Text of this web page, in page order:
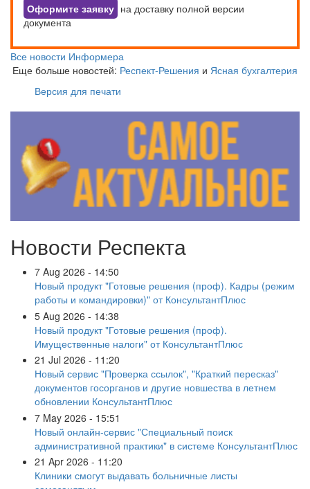
Оформите заявку на доставку полной версии
документа
Все новости Информера
Еще больше новостей: Респект-Решения и Ясная бухгалтерия
Версия для печати
Новости Респекта
7 Aug 2026 - 14:50
Новый продукт "Готовые решения (проф). Кадры (режим
работы и командировки)" от КонсультантПлюс
5 Aug 2026 - 14:38
Новый продукт "Готовые решения (проф).
Имущественные налоги" от КонсультантПлюс
21 Jul 2026 - 11:20
Новый сервис "Проверка ссылок", "Краткий пересказ"
документов госорганов и другие новшества в летнем
обновлении КонсультантПлюс
7 May 2026 - 15:51
Новый онлайн-сервис "Специальный поиск
административной практики" в системе КонсультантПлюс
21 Apr 2026 - 11:20
Клиники смогут выдавать больничные листы